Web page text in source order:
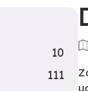
10
111